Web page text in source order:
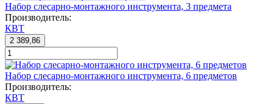
Набор слесарно-монтажного инструмента, 3 предмета
Производитель:
КВТ
2 389,86
Набор слесарно-монтажного инструмента, 6 предметов
Производитель:
КВТ